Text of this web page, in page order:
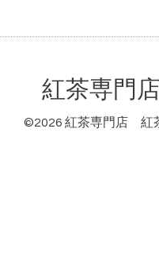
紅茶専門
©2026 紅茶専門店 紅